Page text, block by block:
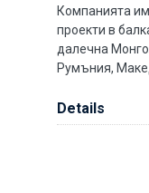
Компанията
проекти в
далечна
Румъния,
Details